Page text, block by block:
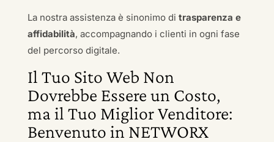
La nostra assistenza è sinonimo di trasparenza e
affidabilità, accompagnando i clienti in ogni fase
del percorso digitale.
Il Tuo Sito Web Non
Dovrebbe Essere un Costo,
ma il Tuo Miglior Venditore:
Benvenuto in NETWORX